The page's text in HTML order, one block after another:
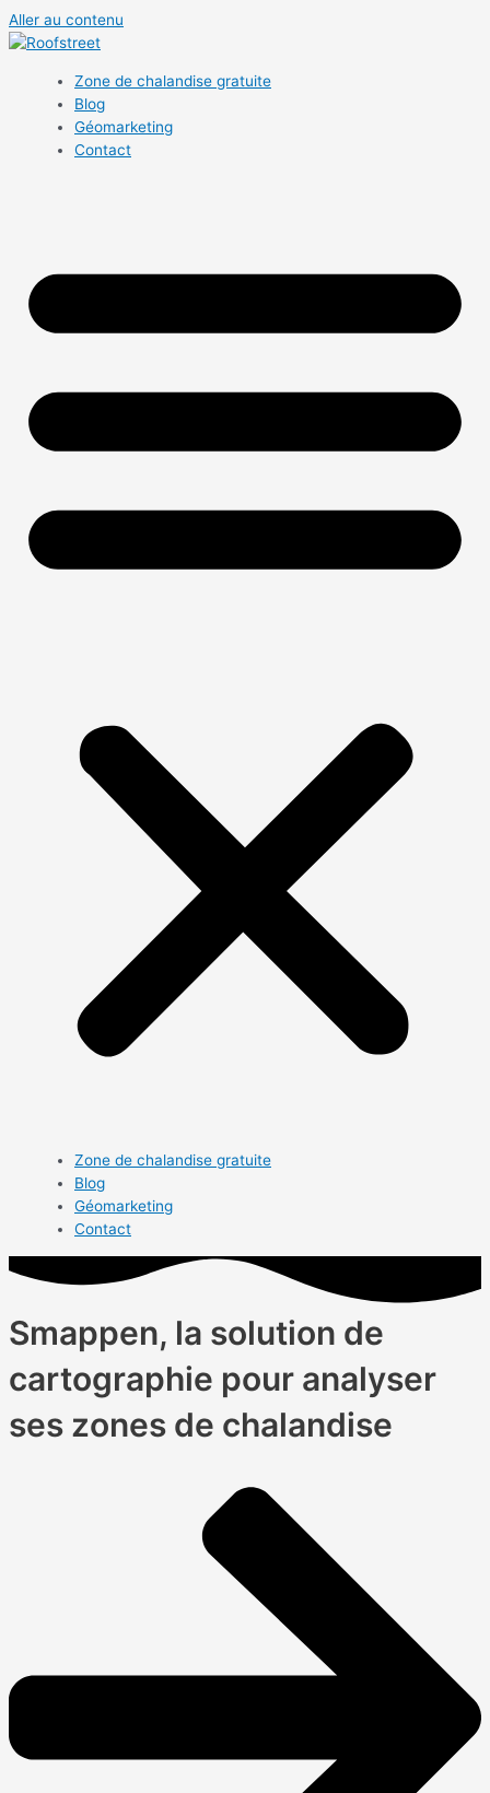
Aller au contenu
Zone de chalandise gratuite
Blog
Géomarketing
Contact
Zone de chalandise gratuite
Blog
Géomarketing
Contact
Smappen, la solution de
cartographie pour analyser
ses zones de chalandise